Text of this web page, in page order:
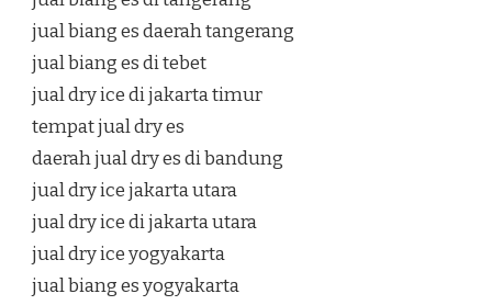
jual biang es daerah tangerang
jual biang es di tebet
jual dry ice di jakarta timur
tempat jual dry es
daerah jual dry es di bandung
jual dry ice jakarta utara
jual dry ice di jakarta utara
jual dry ice yogyakarta
jual biang es yogyakarta